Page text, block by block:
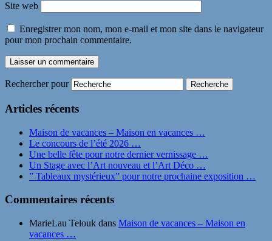
Site web
Enregistrer mon nom, mon e-mail et mon site dans le navigateur
pour mon prochain commentaire.
Rechercher pour
Articles récents
Maison de vacances – Maison en vacances …
Le concours de l’été 2026 …
Une belle fête pour notre dernier vernissage …
Un Stage avec l’Art nouveau et l’Art Déco …
” Tableaux mystérieux” pour notre prochaine exposition …
Commentaires récents
MarieLau Telouk dans Maison de vacances – Maison en
vacances …